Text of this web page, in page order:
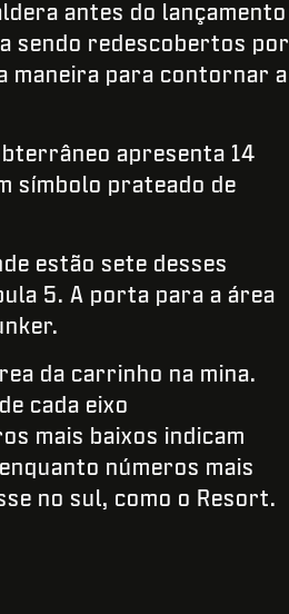
antes do lançamento
sendo redescobertos por
maneira para contornar a
apresenta 14
símbolo prateado de
estão sete desses
5. A porta para a área
da carrinho na mina.
cada eixo
mais baixos indicam
números mais
no sul, como o Resort.